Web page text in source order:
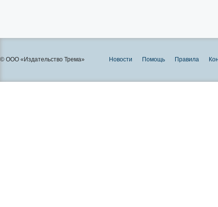
© ООО «Издательство Трема» Новости Помощь Правила